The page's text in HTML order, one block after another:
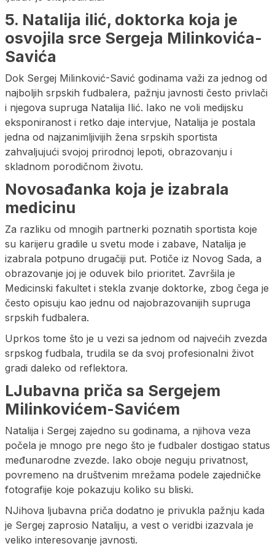
5. Natalija ilić, doktorka koja je
osvojila srce Sergeja Milinkovića-
Savića
Dok Sergej Milinković-Savić godinama važi za jednog od
najboljih srpskih fudbalera, pažnju javnosti često privlači
i njegova supruga Natalija Ilić. Iako ne voli medijsku
eksponiranost i retko daje intervjue, Natalija je postala
jedna od najzanimljivijih žena srpskih sportista
zahvaljujući svojoj prirodnoj lepoti, obrazovanju i
skladnom porodičnom životu.
Novosađanka koja je izabrala
medicinu
Za razliku od mnogih partnerki poznatih sportista koje
su karijeru gradile u svetu mode i zabave, Natalija je
izabrala potpuno drugačiji put. Potiče iz Novog Sada, a
obrazovanje joj je oduvek bilo prioritet. Završila je
Medicinski fakultet i stekla zvanje doktorke, zbog čega je
često opisuju kao jednu od najobrazovanijih supruga
srpskih fudbalera.
Uprkos tome što je u vezi sa jednom od najvećih zvezda
srpskog fudbala, trudila se da svoj profesionalni život
gradi daleko od reflektora.
LJubavna priča sa Sergejem
Milinkovićem-Savićem
Natalija i Sergej zajedno su godinama, a njihova veza
počela je mnogo pre nego što je fudbaler dostigao status
međunarodne zvezde. Iako oboje neguju privatnost,
povremeno na društvenim mrežama podele zajedničke
fotografije koje pokazuju koliko su bliski.
NJihova ljubavna priča dodatno je privukla pažnju kada
je Sergej zaprosio Nataliju, a vest o veridbi izazvala je
veliko interesovanje javnosti.